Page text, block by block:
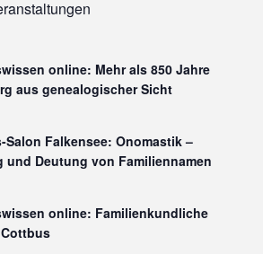
online: Mehr als 850 Jahre
aus genealogischer Sicht
Salon Falkensee: Onomastik –
und Deutung von Familiennamen
online: Familienkundliche